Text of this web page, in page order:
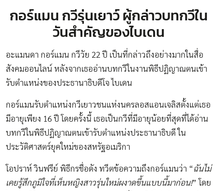
กอร์แมน กวีรุ่นเยาว์ ผู้กล่าวบทกวีใน
วันสำคัญของไบเดน
อะแมนดา กอร์แมน กวีวัย 22 ปี เป็นที่กล่าวถึงอย่างมากในสื่อ
สังคมออนไลน์ หลังจากเธออ่านบทกวีในงานพิธีปฏิญาณตนเข้า
รับตำแหน่งของประธานาธิบดีโจ ไบเดน
กอร์แมนรับตำแหน่งกวีเยาวชนแห่งนครลอสแอนเจลิสตั้งแต่เธอ
มีอายุเพียง 16 ปี โดยครั้งนี้ เธอเป็นกวีที่มีอายุน้อยที่สุดที่ได้อ่าน
บทกวีในพิธีปฏิญาณตนเข้ารับตำแหน่งประธานาธิบดี ใน
ประวัติศาสตร์ยุคใหม่ของสหรัฐอเมริกา
โอปราห์ วินฟรีย์ พิธีกรชื่อดัง ทวีตข้อความถึงกอร์แมนว่า “ฉันไม่
เคยรู้สึกภูมิใจที่เห็นหญิงสาวรุ่นใหม่ผงาดขึ้นแบบนี้มาก่อน!” โดย